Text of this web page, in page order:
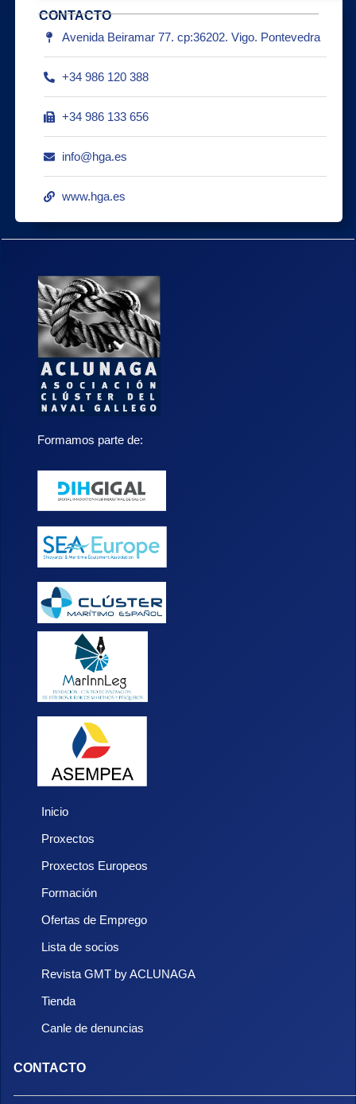
CONTACTO
Avenida Beiramar 77. cp:36202. Vigo. Pontevedra
+34 986 120 388
+34 986 133 656
info@hga.es
www.hga.es
Formamos parte de:
Inicio
Proxectos
Proxectos Europeos
Formación
Ofertas de Emprego
Lista de socios
Revista GMT by ACLUNAGA
Tienda
Canle de denuncias
CONTACTO